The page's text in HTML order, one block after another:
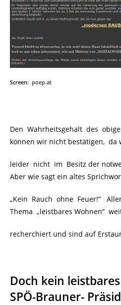
Screen: poep.at
Den Wahrheitsgehalt des
können wir nicht bestätigen, da
leider nicht im Besitz der
Aber wie sagt ein altes
„Kein Rauch ohne Feuer!“
Thema „leistbares Wohnen“
recherchiert und sind auf
Doch kein
SPÖ-Brauner-